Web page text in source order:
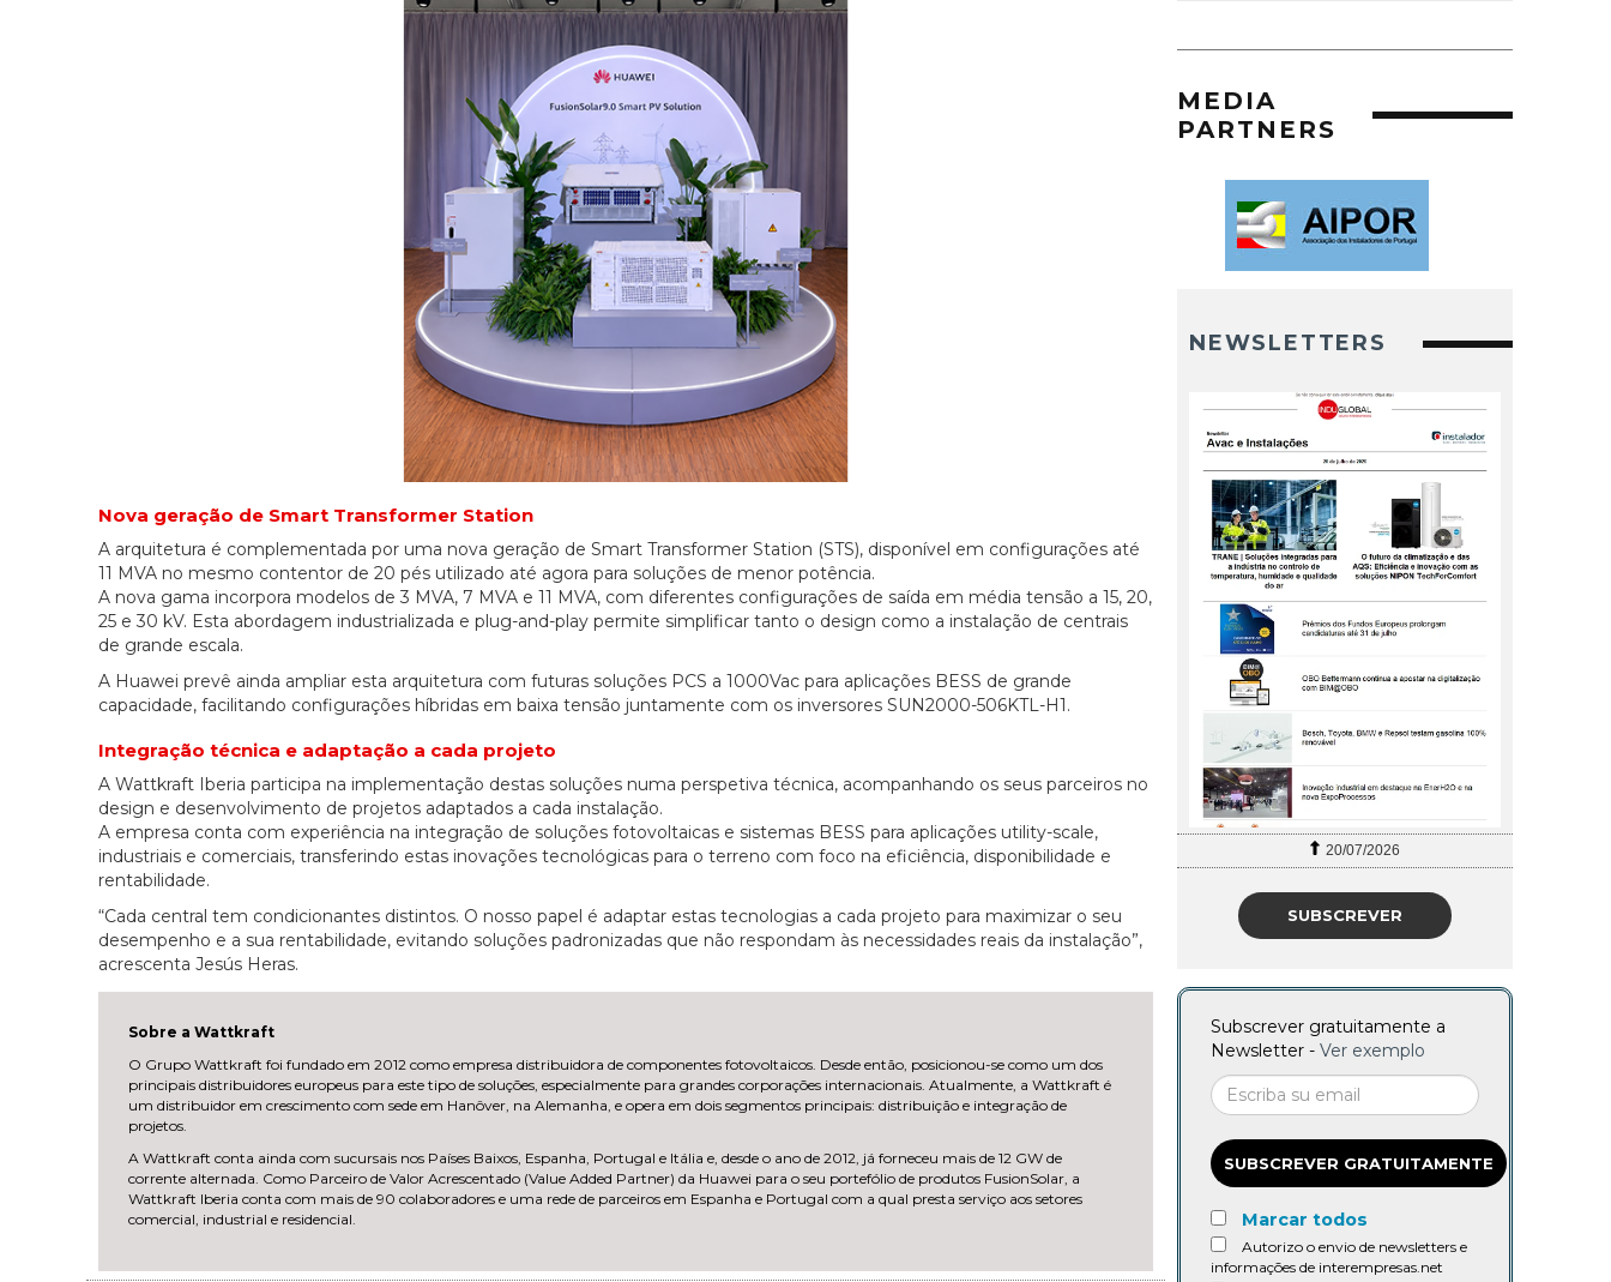
Nova geração de Smart Transformer Station
A arquitetura é complementada por uma nova geração de Smart Transformer Station (STS), disponível em configurações até
11 MVA no mesmo contentor de 20 pés utilizado até agora para soluções de menor potência.
A nova gama incorpora modelos de 3 MVA, 7 MVA e 11 MVA, com diferentes configurações de saída em média tensão a 15, 20,
25 e 30 kV. Esta abordagem industrializada e plug-and-play permite simplificar tanto o design como a instalação de centrais
de grande escala.
A Huawei prevê ainda ampliar esta arquitetura com futuras soluções PCS a 1000Vac para aplicações BESS de grande
capacidade, facilitando configurações híbridas em baixa tensão juntamente com os inversores SUN2000-506KTL-H1.
Integração técnica e adaptação a cada projeto
A Wattkraft Iberia participa na implementação destas soluções numa perspetiva técnica, acompanhando os seus parceiros no
design e desenvolvimento de projetos adaptados a cada instalação.
A empresa conta com experiência na integração de soluções fotovoltaicas e sistemas BESS para aplicações utility-scale,
industriais e comerciais, transferindo estas inovações tecnológicas para o terreno com foco na eficiência, disponibilidade e
rentabilidade.
“Cada central tem condicionantes distintos. O nosso papel é adaptar estas tecnologias a cada projeto para maximizar o seu
desempenho e a sua rentabilidade, evitando soluções padronizadas que não respondam às necessidades reais da instalação”,
acrescenta Jesús Heras.
Sobre a Wattkraft
O Grupo Wattkraft foi fundado em 2012 como empresa distribuidora de componentes fotovoltaicos. Desde então, posicionou-se como um dos
principais distribuidores europeus para este tipo de soluções, especialmente para grandes corporações internacionais. Atualmente, a Wattkraft é
um distribuidor em crescimento com sede em Hanôver, na Alemanha, e opera em dois segmentos principais: distribuição e integração de
projetos.
A Wattkraft conta ainda com sucursais nos Países Baixos, Espanha, Portugal e Itália e, desde o ano de 2012, já forneceu mais de 12 GW de
corrente alternada. Como Parceiro de Valor Acrescentado (Value Added Partner) da Huawei para o seu portefólio de produtos FusionSolar, a
Wattkraft Iberia conta com mais de 90 colaboradores e uma rede de parceiros em Espanha e Portugal com a qual presta serviço aos setores
comercial, industrial e residencial.
MEDIA
PARTNERS
NEWSLETTERS
20/07/2026 27/07/2026 20/07/2026
SUBSCREVER
Subscrever gratuitamente a
Newsletter - Ver exemplo
SUBSCREVER GRATUITAMENTE
Marcar todos
Autorizo o envio de newsletters e
informações de interempresas.net